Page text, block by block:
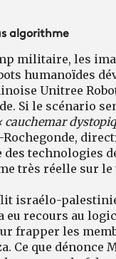
algorithme
militaire, les
humanoïdes
Unitree
Si le scénario
cauchemar
Rochegonde,
technologies
très réelle sur
israélo-
eu recours au
frapper les
Ce que dénonce